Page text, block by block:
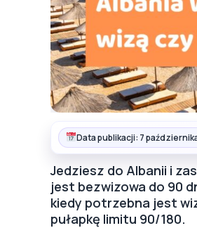
Data publikacji: 7
Jedziesz do Albanii i
jest bezwizowa do 90
kiedy potrzebna jest
pułapkę limitu 90/180.